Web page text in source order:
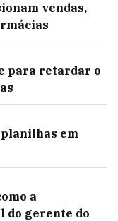
vendas,
para retardar o
em
a
do gerente do